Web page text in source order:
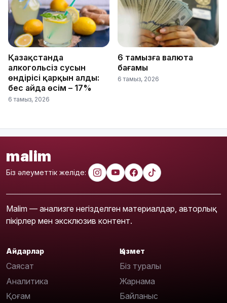
Қазақстанда
алкогольсіз сусын
өндірісі қарқын алды:
бес айда өсім – 17%
6 тамыз, 2026
6 тамызға валюта
бағамы
6 тамыз, 2026
malim
Біз әлеуметтік желіде:
Malim — анализге негізделген материалдар, авторлық
пікірлер мен эксклюзив контент.
Айдарлар
Саясат
Аналитика
Қоғам
Қызмет
Біз туралы
Жарнама
Байланыс